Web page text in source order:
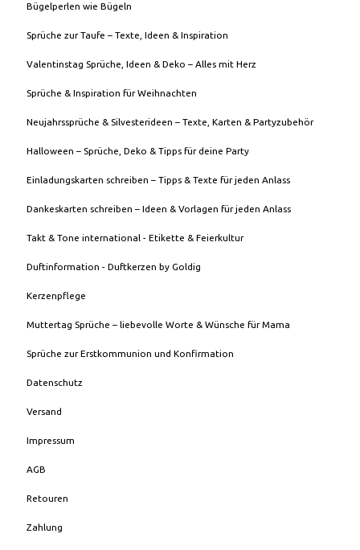
Bügelperlen wie Bügeln
Sprüche zur Taufe – Texte, Ideen & Inspiration
Valentinstag Sprüche, Ideen & Deko – Alles mit Herz
Sprüche & Inspiration für Weihnachten
Neujahrssprüche & Silvesterideen – Texte, Karten & Partyzubehör
Halloween – Sprüche, Deko & Tipps für deine Party
Einladungskarten schreiben – Tipps & Texte für jeden Anlass
Dankeskarten schreiben – Ideen & Vorlagen für jeden Anlass
Takt & Tone international - Etikette & Feierkultur
Duftinformation - Duftkerzen by Goldig
Kerzenpflege
Muttertag Sprüche – liebevolle Worte & Wünsche für Mama
Sprüche zur Erstkommunion und Konfirmation
Datenschutz
Versand
Impressum
AGB
Retouren
Zahlung